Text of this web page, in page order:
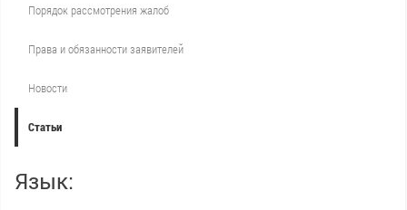
Порядок рассмотрения жалоб
Права и обязанности заявителей
Новости
Статьи
Язык: